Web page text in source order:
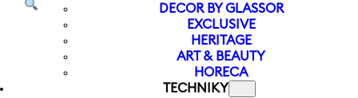
DECOR BY GLASSOR
EXCLUSIVE
HERITAGE
ART & BEAUTY
HORECA
TECHNIKY